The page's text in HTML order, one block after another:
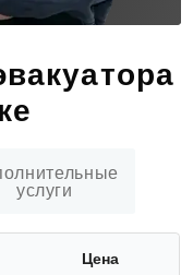
услуги
Цена